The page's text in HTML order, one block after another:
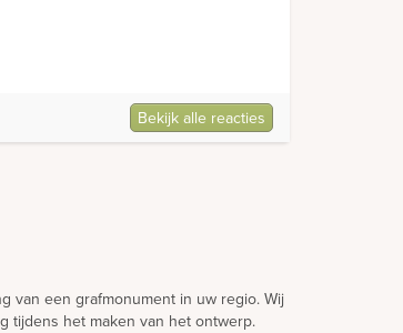
Bekijk alle reacties
van een grafmonument in uw regio. Wij
tijdens het maken van het ontwerp.